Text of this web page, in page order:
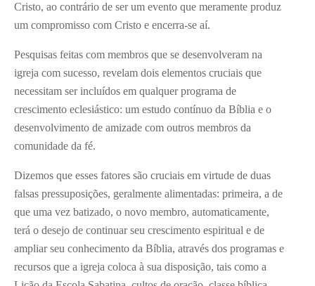
Cristo, ao contrário de ser um evento que meramente produz
um compromisso com Cristo e encerra-se aí.
Pesquisas feitas com membros que se desenvolveram na
igreja com sucesso, revelam dois elementos cruciais que
necessitam ser incluídos em qualquer programa de
crescimento eclesiástico: um estudo contínuo da Bíblia e o
desenvolvimento de amizade com outros membros da
comunidade da fé.
Dizemos que esses fatores são cruciais em virtude de duas
falsas pressuposições, geralmente alimentadas: primeira, a de
que uma vez batizado, o novo membro, automaticamente,
terá o desejo de continuar seu crescimento espiritual e de
ampliar seu conhecimento da Bíblia, através dos programas e
recursos que a igreja coloca à sua disposição, tais como a